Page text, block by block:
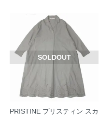
SOLDOUT
PRISTINE プリスティン スカ